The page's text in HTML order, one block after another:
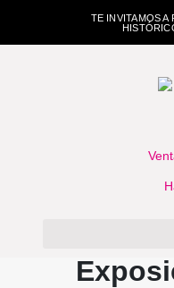
TE INVITAMOS A